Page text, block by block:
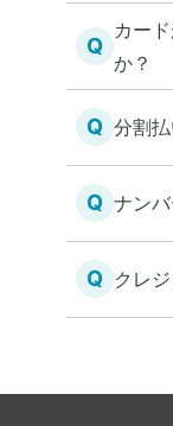
Q
カー
か？
Q 分割
Q ナン
Q クレ